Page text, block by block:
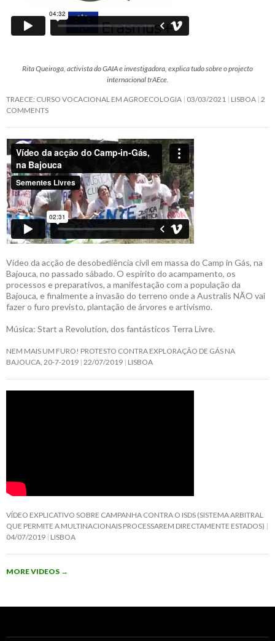
Rita Queiroga, activista do GAIA e investigadora, explica tudo sobre o projecto
internacional trAEce.
TRAECE: CURSO VOCACIONAL EM AGROECOLOGIA 03/03/2021 LISBOA 2
COMMENTS
Vídeo da acção de desobediência civil em massa do Camp in Gás, na
Bajouca, no passado sábado. O espírito do acampamento, os
processos e preparativos, a manifestação com a população da
Bajouca, e finalmente a invasão do terreno onde a Australis NÃO vai
fazer o furo previsto, plantação de árvores e artivismo.
Música: Start a Revolution, dos fantásticos Terra Livre.
NEM MAIS UM FURO! PROTESTO CONTRA EXPLORAÇÃO DE GÁS NA
BAJOUCA, 20-7-2019 22/07/2019 LISBOA
VÍDEO EXPLICATIVO SOBRE CAMPANHA CONTRA O ISDS (SISTEMA ARBITRAL
QUE PERMITE A MULTINACIONAIS PROCESSAREM DIRECTAMENTE ESTADOS)
04/07/2019 LISBOA
MORE VIDEOS →